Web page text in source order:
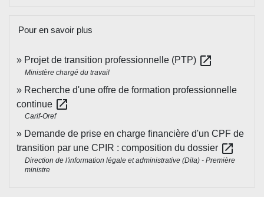
Pour en savoir plus
Projet de transition professionnelle (PTP) open_in_new
Ministère chargé du travail
Recherche d'une offre de formation professionnelle
continue open_in_new
Carif-Oref
Demande de prise en charge financière d'un CPF de
transition par une CPIR : composition du dossier open_in_new
Direction de l'information légale et administrative (Dila) - Première
ministre